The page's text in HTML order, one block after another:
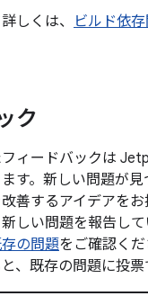
しくは、 ビルド依
ク
ィードバックは
す。新しい問題が見
善するアイデアを
しい問題を報告し
の問題をご確認く
、既存の問題に投票